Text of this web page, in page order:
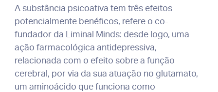
A substância psicoativa tem três efeitos
potencialmente benéficos, refere o co-
fundador da Liminal Minds: desde logo, uma
ação farmacológica antidepressiva,
relacionada com o efeito sobre a função
cerebral, por via da sua atuação no glutamato,
um aminoácido que funciona como